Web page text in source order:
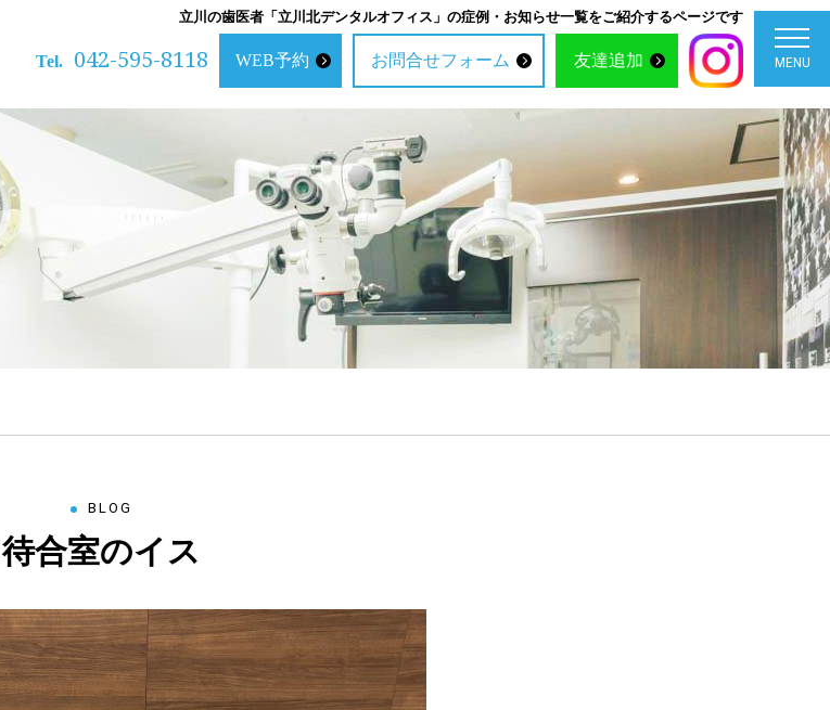
立川の歯医者「立川北デンタルオフィス」の症例・お知らせ一覧をご紹介するページです
Tel. 042-595-8118 WEB予約 お問合せフォーム 友達追加 MENU
BLOG
待合室のイス